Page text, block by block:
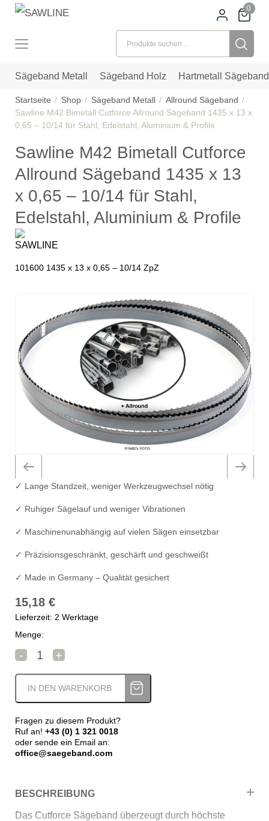
0
Suchen nach:
Sägeband Metall Sägeband Holz Hartmetall Sägeband
Startseite Shop Sägeband Metall
Allround Sägeband
Sawline M42 Bimetall Cutforce Allround Sägeband 1435 x 13 x
0,65 – 10/14 für Stahl, Edelstahl, Aluminium & Profile
Sawline M42 Bimetall Cutforce
Allround Sägeband 1435 x 13
x 0,65 – 10/14 für Stahl,
Edelstahl, Aluminium & Profile
101600 1435 x 13 x 0,65 – 10/14 ZpZ
✓ Lange Standzeit, weniger Werkzeugwechsel nötig
✓ Ruhiger Sägelauf und weniger Vibrationen
✓ Maschinenunabhängig auf vielen Sägen einsetzbar
✓ Präzisionsgeschränkt, geschärft und geschweißt
✓ Made in Germany – Qualität gesichert
15,18 €
Lieferzeit: 2 Werktage
Menge:
-
Sawline M42 Bimetall Cutforce Allround Sägeband
+
IN DEN WARENKORB
Fragen zu diesem Produkt?
Ruf an! +43 (0) 1 321 0018
oder sende ein Email an:
office@saegeband.com
BESCHREIBUNG
Das Cutforce Sägeband überzeugt durch höchste